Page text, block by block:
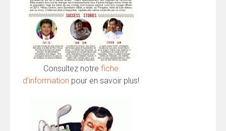
Consultez notrefiche
d’information pour en savoir plus!